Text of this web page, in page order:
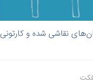
نقاشی شده و کارتونی